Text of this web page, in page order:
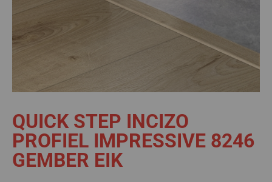
QUICK STEP INCIZO
PROFIEL IMPRESSIVE 8246
GEMBER EIK